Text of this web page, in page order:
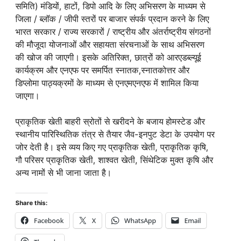
समिति) मंडियों, हाटों, डिपो आदि के लिए अभिसरण के माध्यम से
जिला / ब्लॉक / जीपी स्तरों पर बाजार संपर्क प्रदान करने के लिए
भारत सरकार / राज्य सरकारों / राष्ट्रीय और अंतर्राष्ट्रीय संगठनों
की मौजूदा योजनाओं और सहायता संरचनाओं के साथ अभिसरण
की खोज की जाएगी। इसके अतिरिक्त, छात्रों को आरएडब्ल्यूई
कार्यक्रम और एनएफ पर समर्पित स्नातक,स्नातकोत्तर और
डिप्लोमा पाठ्यक्रमों के माध्यम से एनएमएनएफ में शामिल किया
जाएगा।
प्राकृतिक खेती बाहरी स्रोतों से खरीदने के बजाय होमस्टेड और
स्थानीय पारिस्थितिक तंत्र से तैयार जैव-इनपुट डेटा के उपयोग पर
जोर देती है। इसे व्यय किए गए प्राकृतिक खेती, प्राकृतिक कृषि,
गौ परिसर प्राकृतिक खेती, शाश्वत खेती, सिंथेटिक मुक्त कृषि और
अन्य नामों से भी जाना जाता है।
Share this:
Facebook X WhatsApp Email